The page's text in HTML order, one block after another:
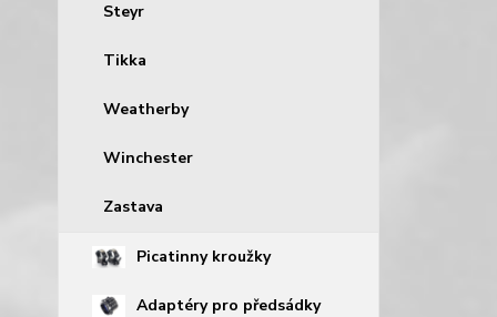
Steyr
Tikka
Weatherby
Winchester
Zastava
Picatinny kroužky
Adaptéry pro předsádky